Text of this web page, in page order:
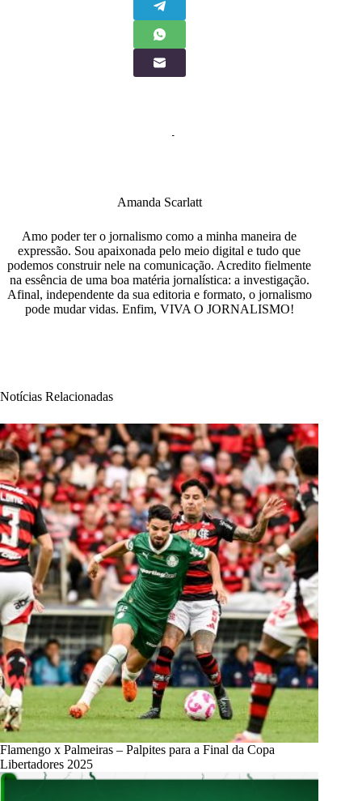
Amanda Scarlatt
Amo poder ter o jornalismo como a minha maneira de
expressão. Sou apaixonada pelo meio digital e tudo que
podemos construir nele na comunicação. Acredito fielmente
na essência de uma boa matéria jornalística: a investigação.
Afinal, independente da sua editoria e formato, o jornalismo
pode mudar vidas. Enfim, VIVA O JORNALISMO!
Notícias Relacionadas
Flamengo x Palmeiras – Palpites para a Final da Copa
Libertadores 2025